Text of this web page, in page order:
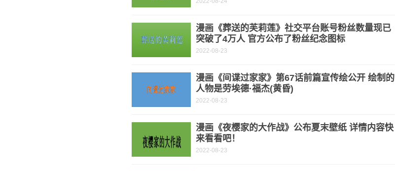
漫画《葬送的芙莉莲》社交平台账号粉丝数量现已
突破了4万人 官方公布了粉丝纪念图标
2022-08-23
漫画《间谍过家家》第67话前篇宣传绘公开 绘制的
人物是劳埃德·福杰(黄昏)
2022-08-23
漫画《夜樱家的大作战》公布夏末壁纸 详情内容快
来看看吧！
2022-08-23